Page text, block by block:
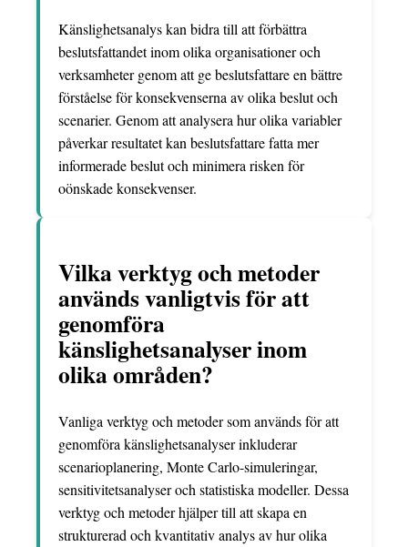
Känslighetsanalys kan bidra till att förbättra
beslutsfattandet inom olika organisationer och
verksamheter genom att ge beslutsfattare en bättre
förståelse för konsekvenserna av olika beslut och
scenarier. Genom att analysera hur olika variabler
påverkar resultatet kan beslutsfattare fatta mer
informerade beslut och minimera risken för
oönskade konsekvenser.
Vilka verktyg och metoder
används vanligtvis för att
genomföra
känslighetsanalyser inom
olika områden?
Vanliga verktyg och metoder som används för att
genomföra känslighetsanalyser inkluderar
scenarioplanering, Monte Carlo-simuleringar,
sensitivitetsanalyser och statistiska modeller. Dessa
verktyg och metoder hjälper till att skapa en
strukturerad och kvantitativ analys av hur olika